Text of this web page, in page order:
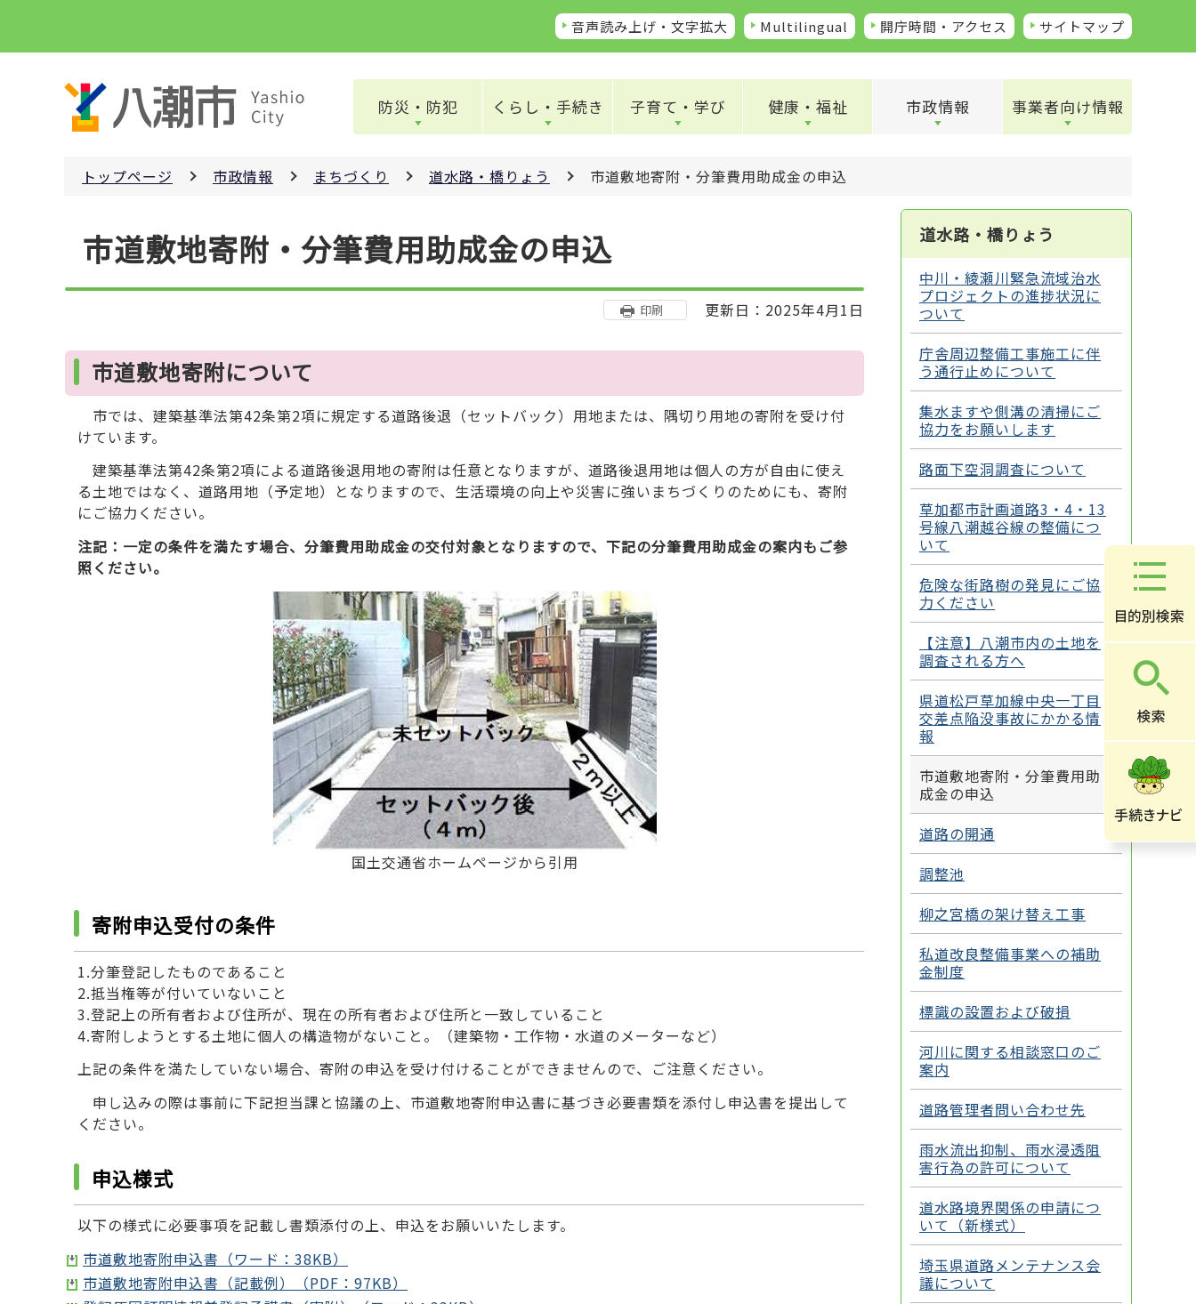
ペ
音声読み上げ・文字拡大 Multilingual 開庁時間・アクセス サイトマップ
防災・防犯 くらし・手続き 子育て・学び 健康・福祉 市政情報 事業者向け情報
トップページ 市政情報 まちづくり 道水路・橋りょう 市道敷地寄附・分筆費用助成金の申込
市道敷地寄附・分筆費用助成金の申込
印刷 更新日：2025年4月1日
市道敷地寄附について
市では、建築基準法第42条第2項に規定する道路後退（セットバック）用地または、隅切り用地の寄附を受け付
けています。
建築基準法第42条第2項による道路後退用地の寄附は任意となりますが、道路後退用地は個人の方が自由に使え
る土地ではなく、道路用地（予定地）となりますので、生活環境の向上や災害に強いまちづくりのためにも、寄附
にご協力ください。
注記：一定の条件を満たす場合、分筆費用助成金の交付対象となりますので、下記の分筆費用助成金の案内もご参
照ください。
国土交通省ホームページから引用
寄附申込受付の条件
1.分筆登記したものであること
2.抵当権等が付いていないこと
3.登記上の所有者および住所が、現在の所有者および住所と一致していること
4.寄附しようとする土地に個人の構造物がないこと。（建築物・工作物・水道のメーターなど）
上記の条件を満たしていない場合、寄附の申込を受け付けることができませんので、ご注意ください。
申し込みの際は事前に下記担当課と協議の上、市道敷地寄附申込書に基づき必要書類を添付し申込書を提出して
ください。
申込様式
以下の様式に必要事項を記載し書類添付の上、申込をお願いいたします。
市道敷地寄附申込書（ワード：38KB）
市道敷地寄附申込書（記載例）（PDF：97KB）
道水路・橋りょう
中川・綾瀬川緊急流域治水
プロジェクトの進捗状況に
ついて
庁舎周辺整備工事施工に伴
う通行止めについて
集水ますや側溝の清掃にご
協力をお願いします
路面下空洞調査について
草加都市計画道路3・4・13
号線八潮越谷線の整備につ
いて
危険な街路樹の発見にご協
力ください
【注意】八潮市内の土地を
調査される方へ
県道松戸草加線中央一丁目
交差点陥没事故にかかる情
報
市道敷地寄附・分筆費用助
成金の申込
道路の開通
調整池
柳之宮橋の架け替え工事
私道改良整備事業への補助
金制度
標識の設置および破損
河川に関する相談窓口のご
案内
道路管理者問い合わせ先
雨水流出抑制、雨水浸透阻
害行為の許可について
道水路境界関係の申請につ
いて（新様式）
埼玉県道路メンテナンス会
議について